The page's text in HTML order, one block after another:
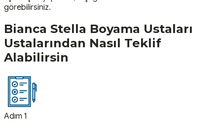
görebilirsiniz.
Bianca Stella Boyama Ustaları
Ustalarından Nasıl Teklif
Alabilirsin
Adım 1